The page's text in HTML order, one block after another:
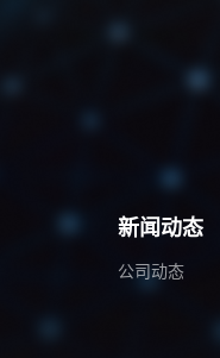
新闻动态
公司动态